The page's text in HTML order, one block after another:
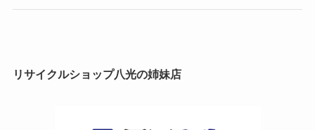
リサイクルショップ八光の姉妹店